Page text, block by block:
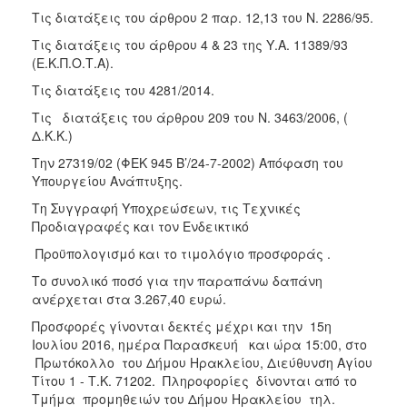
Τις διατάξεις του άρθρου 2 παρ. 12,13 του Ν. 2286/95.
Τις διατάξεις του άρθρου 4 & 23 της Υ.Α. 11389/93
(Ε.Κ.Π.Ο.Τ.Α).
Τις διατάξεις του 4281/2014.
Τις διατάξεις του άρθρου 209 του Ν. 3463/2006, (
Δ.Κ.Κ.)
Την 27319/02 (ΦΕΚ 945 Β’/24-7-2002) Απόφαση του
Υπουργείου Ανάπτυξης.
Τη Συγγραφή Υποχρεώσεων, τις Τεχνικές
Προδιαγραφές και τον Ενδεικτικό
Προϋπολογισμό και το τιμολόγιο προσφοράς .
Το συνολικό ποσό για την παραπάνω δαπάνη
ανέρχεται στα 3.267,40 ευρώ.
Προσφορές γίνονται δεκτές μέχρι και την 15η
Ιουλίου 2016, ημέρα Παρασκευή και ώρα 15:00, στο
Πρωτόκολλο του Δήμου Ηρακλείου, Διεύθυνση Αγίου
Τίτου 1 - Τ.Κ. 71202. Πληροφορίες δίνονται από το
Τμήμα προμηθειών του Δήμου Ηρακλείου τηλ.